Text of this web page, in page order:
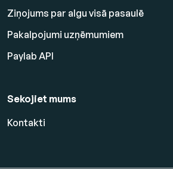
Ziņojums par algu visā pasaulē
Pakalpojumi uzņēmumiem
Paylab API
Sekojiet mums
Kontakti